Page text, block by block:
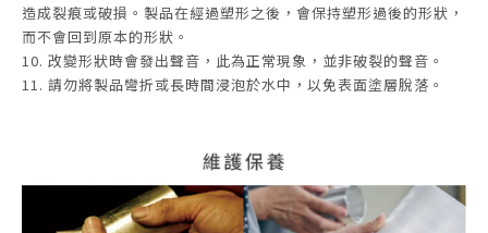
造成裂痕或破損。製品在經過塑形之後，會保持塑形過後的形狀，
而不會回到原本的形狀。
10. 改變形狀時會發出聲音，此為正常現象，並非破裂的聲音。
11. 請勿將製品彎折或長時間浸泡於水中，以免表面塗層脫落。